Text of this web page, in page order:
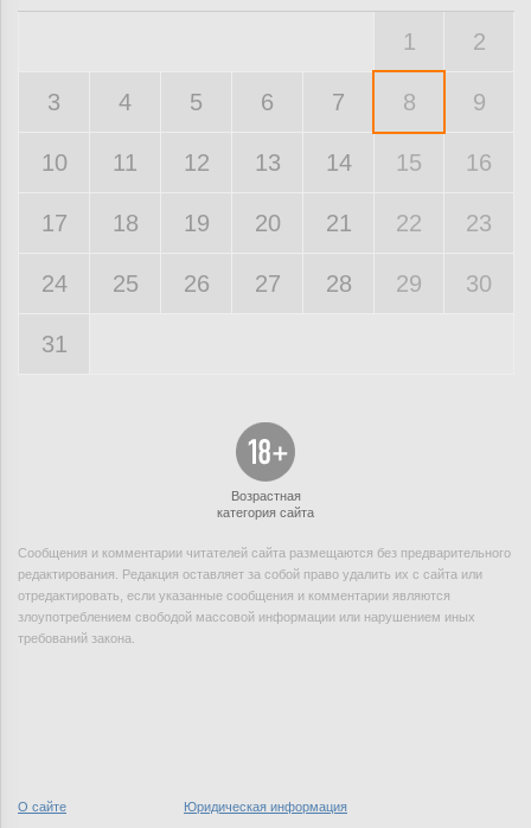
1 2
3 4 5 6 7 8 9
10 11 12 13 14 15 16
17 18 19 20 21 22 23
24 25 26 27 28 29 30
31
Возрастная
категория сайта
Сообщения и комментарии читателей сайта размещаются без предварительного
редактирования. Редакция оставляет за собой право удалить их с сайта или
отредактировать, если указанные сообщения и комментарии являются
злоупотреблением свободой массовой информации или нарушением иных
требований закона.
О сайте Юридическая информация